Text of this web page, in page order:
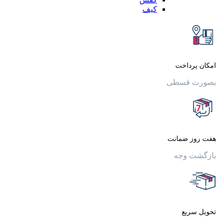
قسطی
ضمانت
وجه